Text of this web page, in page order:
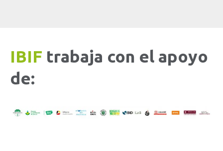
IBIF trabaja con el apoyo
de: